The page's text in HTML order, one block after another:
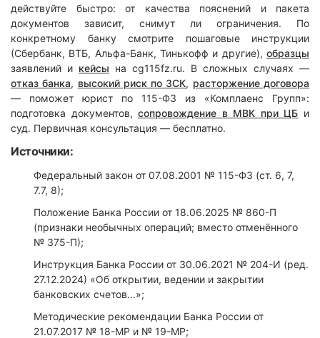
действуйте быстро: от качества пояснений и пакета
документов зависит, снимут ли ограничения. По
конкретному банку смотрите пошаговые инструкции
(Сбербанк, ВТБ, Альфа-Банк, Тинькофф и другие), образцы
заявлений и кейсы на cg115fz.ru. В сложных случаях —
отказ банка, высокий риск по ЗСК, расторжение договора
— поможет юрист по 115-ФЗ из «Комплаенс Групп»:
подготовка документов,сопровождение в МВК при ЦБ и
суд. Первичная консультация — бесплатно.
Источники:
Федеральный закон от 07.08.2001 № 115-ФЗ (ст. 6, 7,
7.7, 8);
Положение Банка России от 18.06.2025 № 860-П
(признаки необычных операций; вместо отменённого
№ 375-П);
Инструкция Банка России от 30.06.2021 № 204-И (ред.
27.12.2024) «Об открытии, ведении и закрытии
банковских счетов…»;
Методические рекомендации Банка России от
21.07.2017 № 18-МР и № 19-МР;